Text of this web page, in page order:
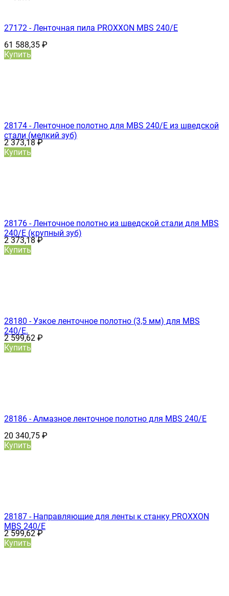
27172 - Ленточная пила PROXXON MBS 240/E
61 588,35 ₽
Купить
28174 - Ленточное полотно для MBS 240/E из шведской
стали (мелкий зуб)
2 373,18₽
Купить
28176 - Ленточное полотно из шведской стали для MBS
240/E (крупный зуб)
2 373,18₽
Купить
28180 - Узкое ленточное полотно (3,5 мм) для MBS
240/E.
2 599,62 ₽
Купить
28186 - Алмазное ленточное полотно для MBS 240/E
20 340,75 ₽
Купить
28187 - Направляющие для ленты к станку PROXXON
MBS 240/E
2 599,62₽
Купить